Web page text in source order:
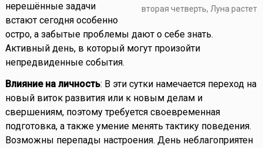
вторая четверть, Луна растет
нерешённые задачи
встают сегодня особенно
остро, а забытые проблемы дают о себе знать.
Активный день, в который могут произойти
непредвиденные события.
Влияние на личность: В эти сутки намечается переход на
новый виток развития или к новым делам и
свершениям, поэтому требуется своевременная
подготовка, а также умение менять тактику поведения.
Возможны перепады настроения. День неблагоприятен